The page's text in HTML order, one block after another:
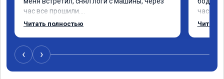
час все прошили.
Арман спасибо тебе огромное, машинка по
может 🤣машина едет не в себя, еще раз
спасибо вам!!!!!!!
Читать полностью
как
Читать
‹ ›